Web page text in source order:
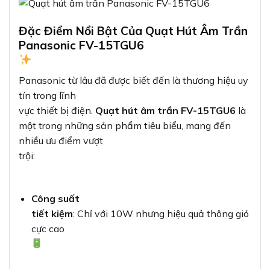
Đặc Điểm Nổi Bật Của Quạt Hút Âm Trần
Panasonic FV-15TGU6
Panasonic từ lâu đã được biết đến là thương hiệu uy
tín trong lĩnh
vực thiết bị điện. Quạt hút âm trần FV-15TGU6 là
một trong những sản phẩm tiêu biểu, mang đến
nhiều ưu điểm vượt
trội:
Công suất
tiết kiệm: Chỉ với 10W nhưng hiệu quả thông gió
cực cao